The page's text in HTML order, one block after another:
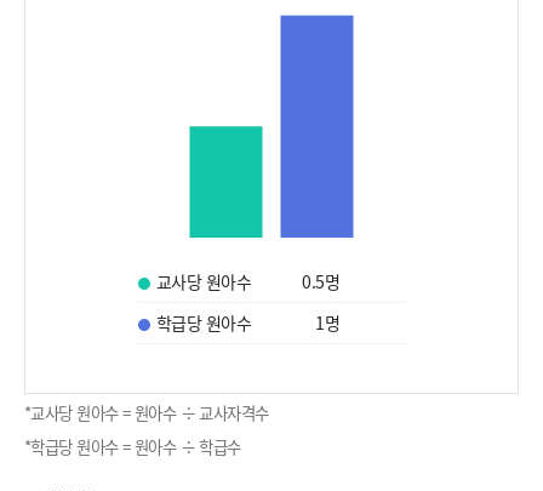
교사당 원아수 0.5명
학급당 원아수
1명
*교사당 원아수 = 원아수 ÷ 교사자격수
*학급당 원아수 = 원아수 ÷ 학급수